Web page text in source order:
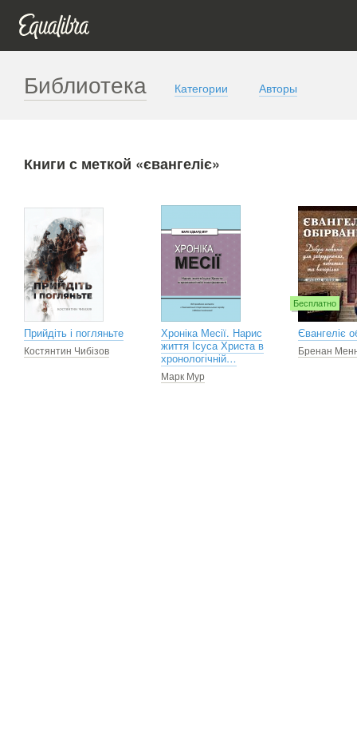
Библиотека Категории Авторы
Книги с меткой «євангеліє»
Прийдіть і погляньте
Костянтин Чибізов
Хроніка Месії. Нарис
життя Ісуса Христа в
хронологічній…
Марк Мур
Бесплатно
Євангеліє
Бренан